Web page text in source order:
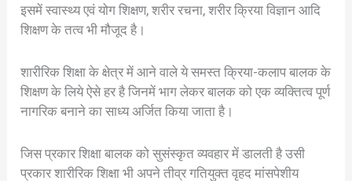
इसमें स्वास्थ्य एवं योग शिक्षण, शरीर रचना, शरीर क्रिया विज्ञान आदि
शिक्षण के तत्व भी मौजूद है।
शारीरिक शिक्षा के क्षेत्र में आने वाले ये समस्त क्रिया-कलाप बालक के
शिक्षण के लिये ऐसे हर है जिनमें भाग लेकर बालक को एक व्यक्तित्व पूर्ण
नागरिक बनाने का साध्य अर्जित किया जाता है।
जिस प्रकार शिक्षा बालक को सुसंस्कृत व्यवहार में डालती है उसी
प्रकार शारीरिक शिक्षा भी अपने तीव्र गतियुक्त वृहद मांसपेशीय